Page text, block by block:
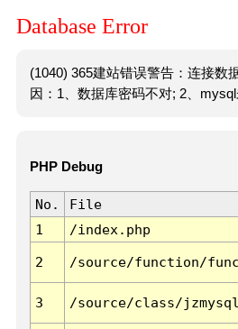
Database Error
(1040) 365建站错误警告：连接数
因：1、数据库密码不对; 2、mysql
PHP Debug
No. File
1
/index.php
2 /source/function/
3 /source/class/